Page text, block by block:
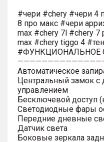
#чери #chery #чери 4
8 про макс #чери
max #chery 7l #chery 7
max #chery tiggo 4
#ФУНКЦИОНАЛЬНОЕ
Автоматическое
Центральный замок с
управлением
Бесключевой доступ
Светодиодные фары
Передние дневные
Датчик света
Боковые зеркала